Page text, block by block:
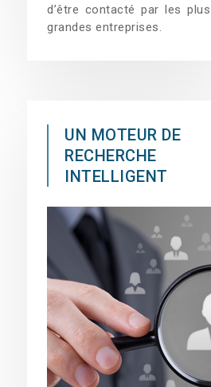
d’être contacté par les plus
grandes entreprises.
UN MOTEUR DE
RECHERCHE
INTELLIGENT